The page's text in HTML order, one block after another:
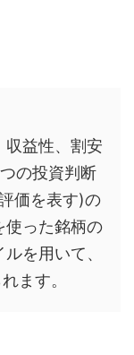
収益性、割安
の投資判断
価を表す)の
使った銘柄の
を用いて、
ます。